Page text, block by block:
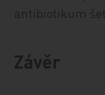
antibiotikum
Závěr